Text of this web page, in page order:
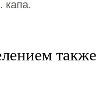
капа.